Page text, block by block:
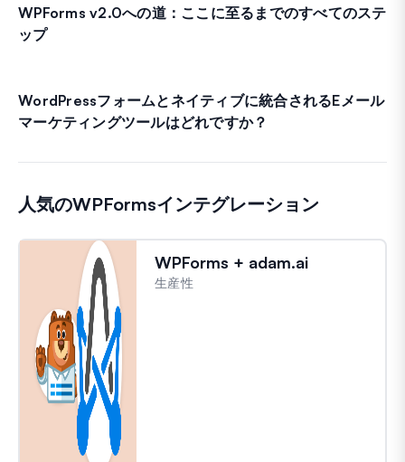
WPForms v2.0への道：ここに至るまでのすべてのステ
ップ
WordPressフォームとネイティブに統合されるEメール
マーケティングツールはどれですか？
人気のWPFormsインテグレーション
WPForms + adam.ai
生産性